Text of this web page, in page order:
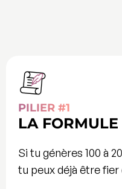
PILIER #1
LA
Si tu génères 100 à
tu peux déjà être fier